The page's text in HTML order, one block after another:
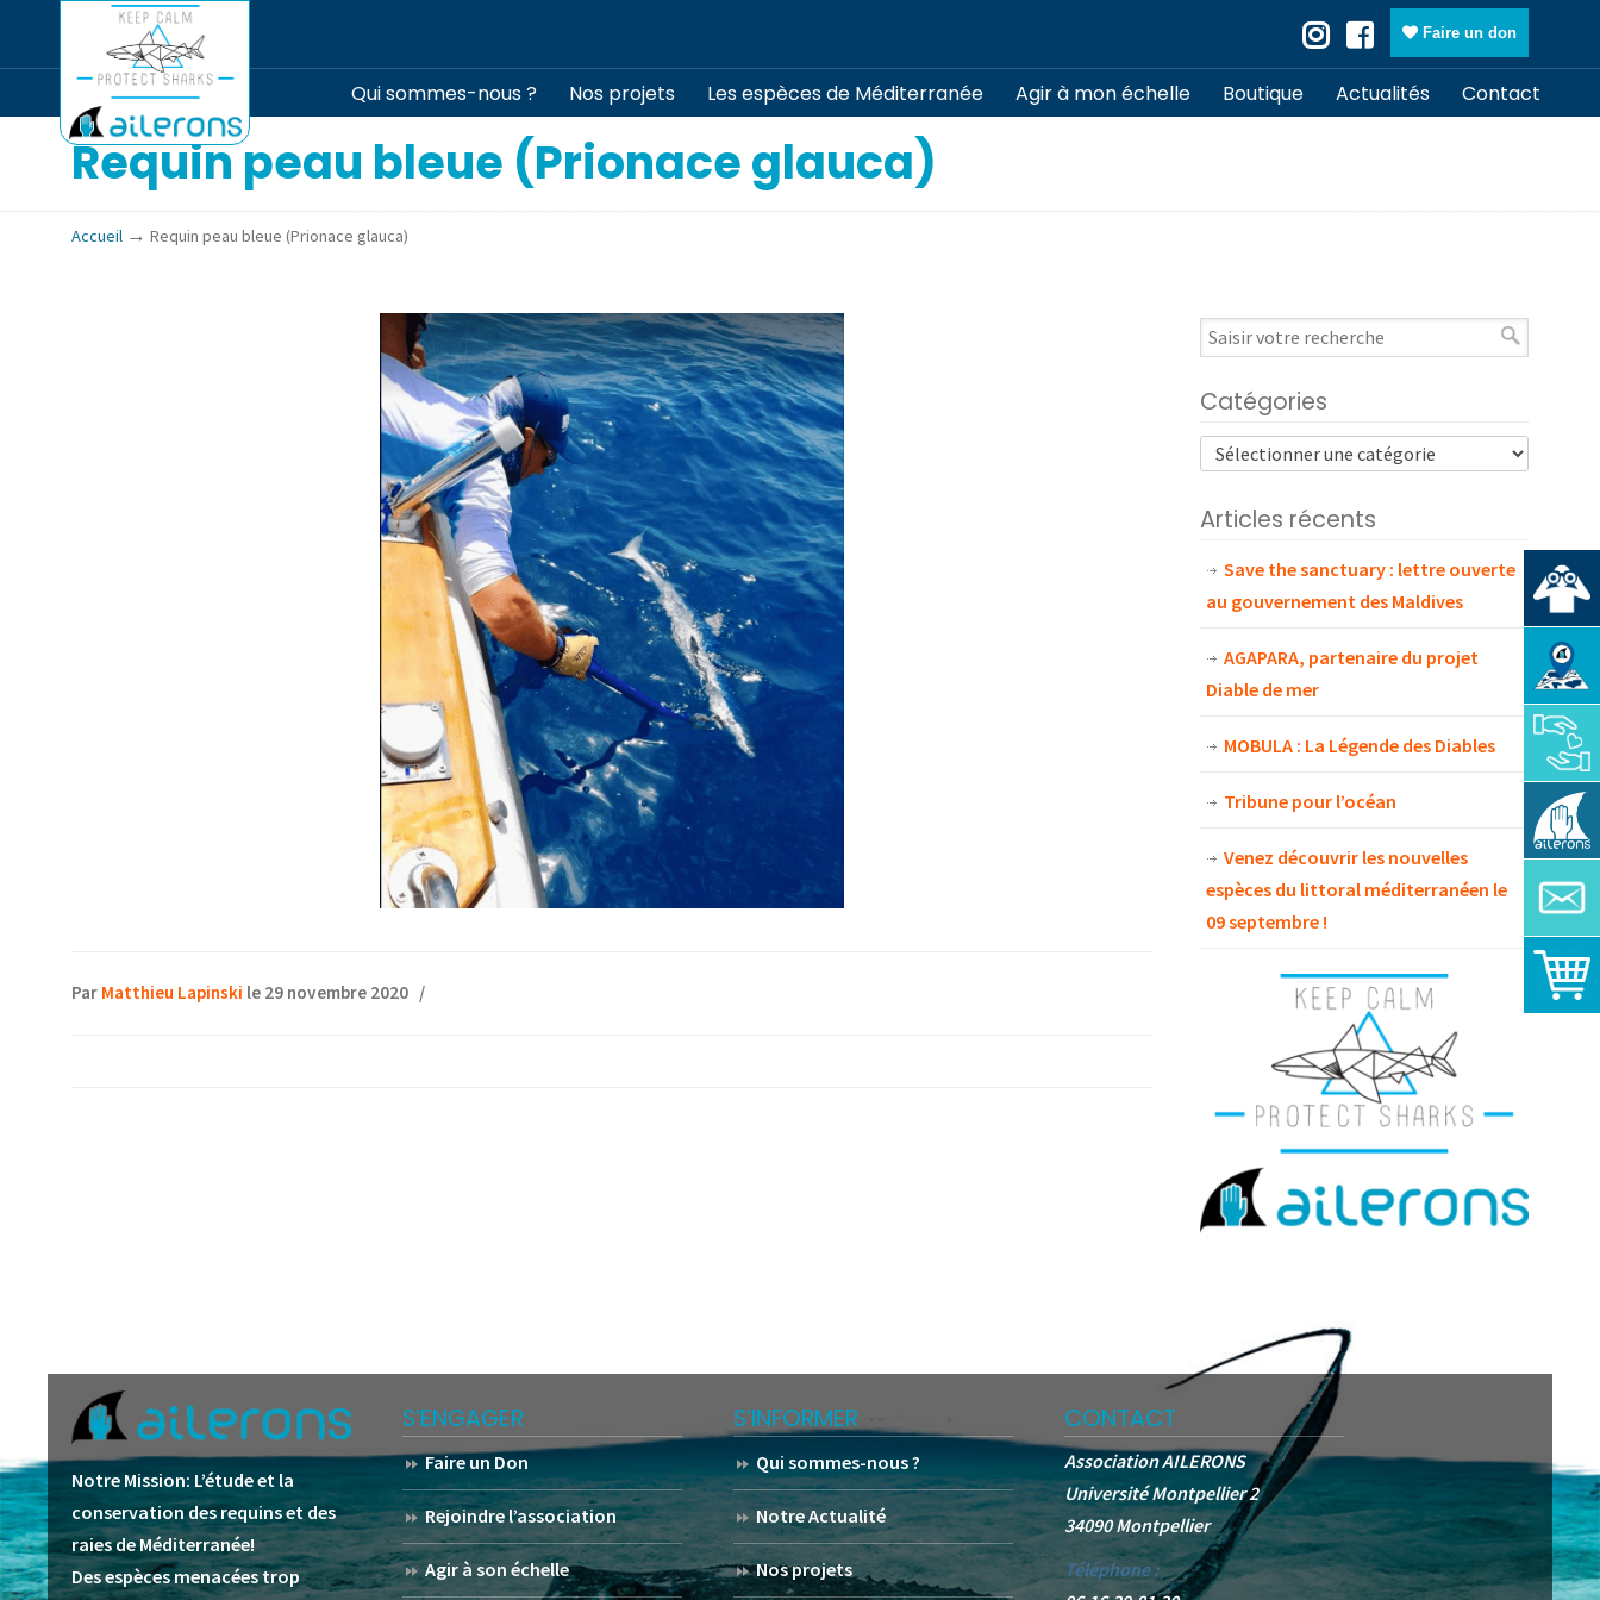
Faire un don
Qui sommes-nous ? Nos projets Les espèces de Méditerranée Agir à mon échelle Boutique Actualités Contact
Requin peau bleue (Prionace glauca)
Accueil →Requin peau bleue (Prionace glauca)
Par Matthieu Lapinski le 29 novembre 2020 /
Catégories
Articles récents
Save the sanctuary : lettre ouverte
au gouvernement des Maldives
AGAPARA, partenaire du projet
Diable de mer
MOBULA : La Légende des Diables
Tribune pour l’océan
Venez découvrir les nouvelles
espèces du littoral méditerranéen le
09 septembre !
Notre Mission: L’étude et la
conservation des requins et des
raies de Méditerranée!
Des espèces menacées trop
S’ENGAGER
Faire un Don
Rejoindre l’association
Agir à son échelle
S’INFORMER
Qui sommes-nous ?
Notre Actualité
Nos projets
CONTACT
Association AILERONS
Université Montpellier 2
34090 Montpellier
Téléphone :